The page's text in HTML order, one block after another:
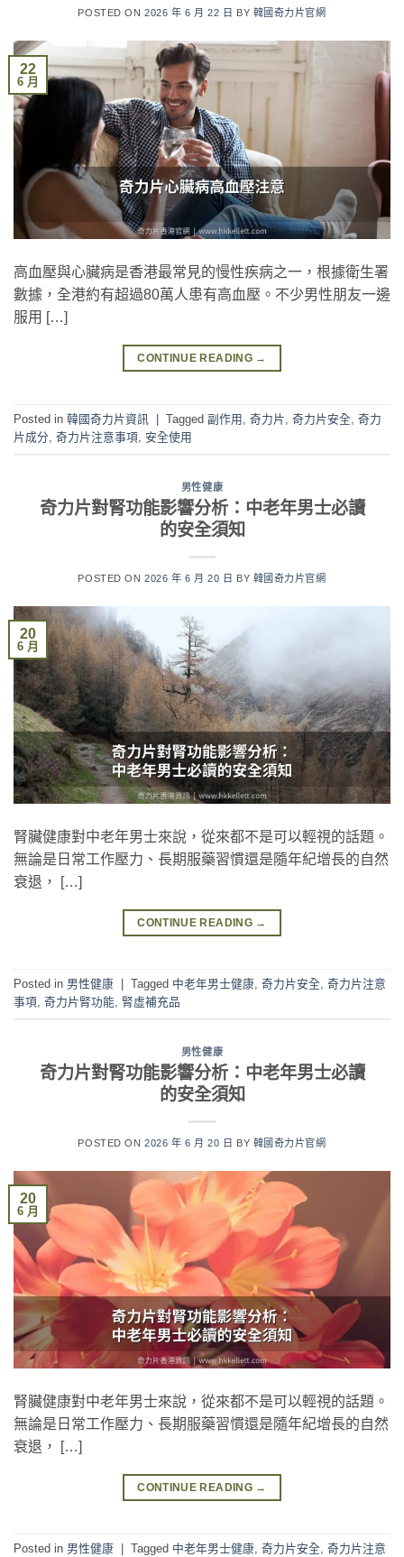
POSTED ON2026 年 6 月 22 日 BY 韓國奇力片官網
22
6 月
高血壓與心臟病是香港最常見的慢性疾病之一，根據衛生署
數據，全港約有超過80萬人患有高血壓。不少男性朋友一邊
服用 […]
CONTINUE READING →
Posted in 韓國奇力片資訊 Tagged 副作用 , 奇力片, 奇力片安全, 奇力
片成分, 奇力片注意事項, 安全使用
男性健康
奇力片對腎功能影響分析：中老年男士必讀
的安全須知
POSTED ON2026 年 6 月 20 日 BY 韓國奇力片官網
20
6 月
腎臟健康對中老年男士來說，從來都不是可以輕視的話題。
無論是日常工作壓力、長期服藥習慣還是隨年紀增長的自然
衰退， […]
CONTINUE READING →
Posted in 男性健康 Tagged 中老年男士健康, 奇力片安全, 奇力片注意
事項, 奇力片腎功能, 腎虛補充品
男性健康
奇力片對腎功能影響分析：中老年男士必讀
的安全須知
POSTED ON2026 年 6 月 20 日 BY 韓國奇力片官網
20
6 月
腎臟健康對中老年男士來說，從來都不是可以輕視的話題。
無論是日常工作壓力、長期服藥習慣還是隨年紀增長的自然
衰退， […]
CONTINUE READING →
Posted in 男性健康 Tagged 中老年男士健康, 奇力片安全, 奇力片注意